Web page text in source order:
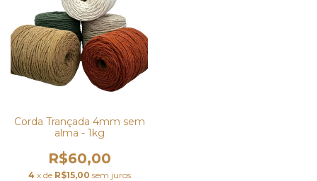
Corda Trançada 4mm sem
alma - 1kg
R$60,00
4 x de R$15,00 sem juros